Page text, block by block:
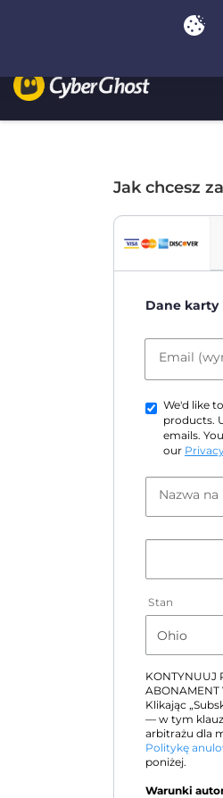
Jak chcesz
Dane
Email
We'd like
products.
emails.
our
Nazwa
Stan
KONTYNUUJ
ABONAMENT
Klikając
— w tym
arbitrażu dla
Politykę
poniżej.
Warunki